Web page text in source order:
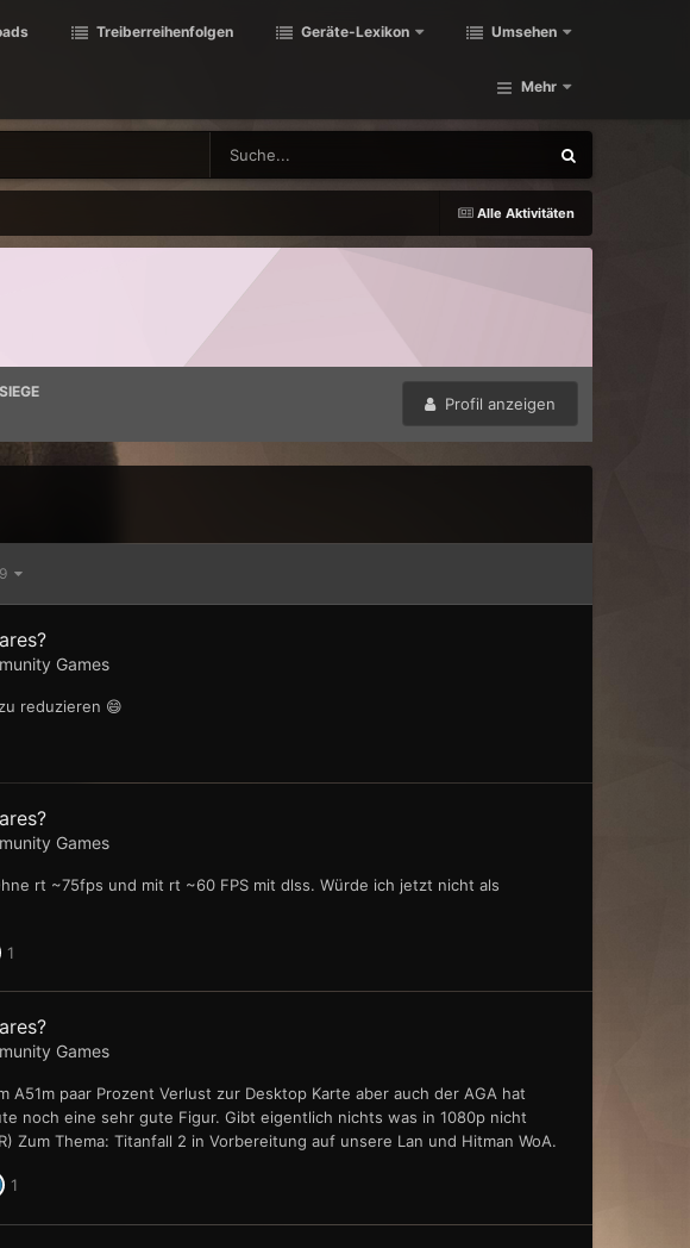
Treiberreihenfolgen Geräte-Lexikon Umsehen
Mehr
Alle Aktivitäten
Profil anzeigen
Games
reduzieren 😄
Games
rt ~75fps und mit rt ~60 FPS mit dlss. Würde ich jetzt nicht als
1
Games
paar Prozent Verlust zur Desktop Karte aber auch der AGA hat
noch eine sehr gute Figur. Gibt eigentlich nichts was in 1080p nicht
Zum Thema: Titanfall 2 in Vorbereitung auf unsere Lan und Hitman WoA.
1